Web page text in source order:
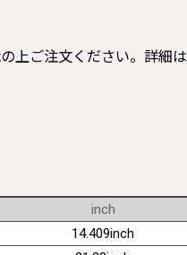
上ご注文ください。詳細は
inch
14.409inch